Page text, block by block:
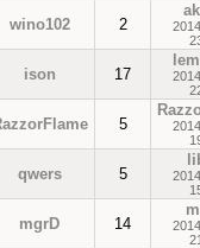
wino102 2
ison 17
5
qwers 5
mgrD 14